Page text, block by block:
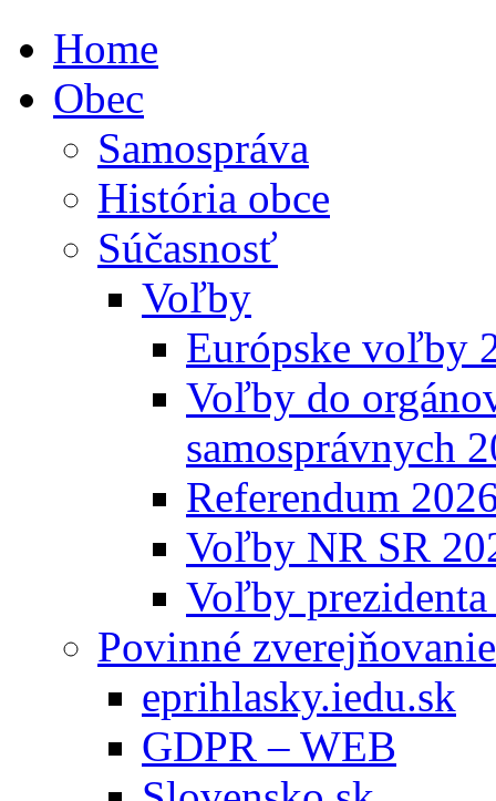
Home
Obec
Samospráva
História obce
Súčasnosť
Voľby
Európske voľby
Voľby do
samosprávnych
Referendum
Voľby NR SR
Voľby
Povinné zverejňovanie
eprihlasky.iedu.sk
GDPR – WEB